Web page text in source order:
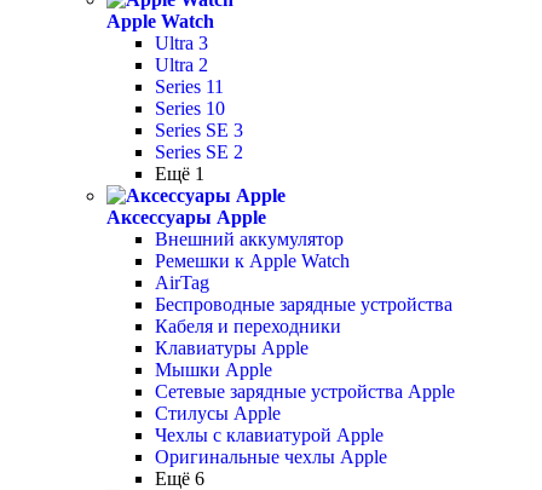
Apple Watch
Ultra 3
Ultra 2
Series 11
Series 10
Series SE 3
Series SE 2
Ещё 1
Аксессуары Apple
Внешний аккумулятор
Ремешки к Apple Watch
AirTag
Беспроводные зарядные устройства
Кабеля и переходники
Клавиатуры Apple
Мышки Apple
Сетевые зарядные устройства Apple
Стилусы Apple
Чехлы с клавиатурой Apple
Оригинальные чехлы Apple
Ещё 6